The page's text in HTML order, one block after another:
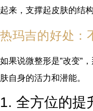
起来，支撑起皮肤的结构
热玛吉的好处：
如果说微整形是”改变”
肤自身的活力和潜能。
1. 全方位的提